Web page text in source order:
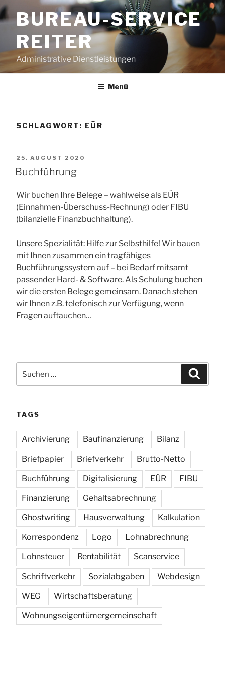
Zum
InhaltBUREAU-SERVICE
REITER
Administrative Dienstleistungen
Menü
SCHLAGWORT: EÜR
VERÖFFENTLICHT
AM
25. AUGUST 2020
Buchführung
Wir buchen Ihre Belege – wahlweise als EÜR
(Einnahmen-Überschuss-Rechnung) oder FIBU
(bilanzielle Finanzbuchhaltung).
Unsere Spezialität: Hilfe zur Selbsthilfe! Wir bauen
mit Ihnen zusammen ein tragfähiges
Buchführungssystem auf – bei Bedarf mitsamt
passender Hard- & Software. Als Schulung buchen
wir die ersten Belege gemeinsam. Danach stehen
wir Ihnen z.B. telefonisch zur Verfügung, wenn
Fragen auftauchen…
nach:
TAGS
Archivierung Baufinanzierung Bilanz
Briefpapier Briefverkehr Brutto-Netto
Buchführung Digitalisierung EÜR FIBU
Finanzierung Gehaltsabrechnung
Ghostwriting Hausverwaltung Kalkulation
Korrespondenz Logo Lohnabrechnung
Lohnsteuer Rentabilität Scanservice
Schriftverkehr Sozialabgaben Webdesign
WEG Wirtschaftsberatung
Wohnungseigentümergemeinschaft